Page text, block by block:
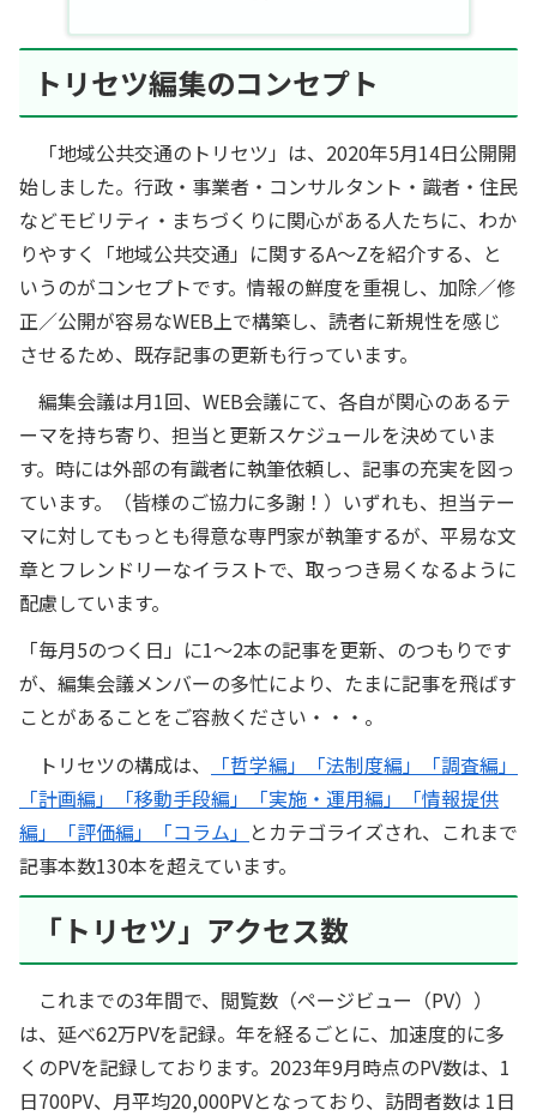
トリセツ編集のコンセプト
「地域公共交通のトリセツ」は、2020年5月14日公開開
始しました。行政・事業者・コンサルタント・識者・住民
などモビリティ・まちづくりに関心がある人たちに、わか
りやすく「地域公共交通」に関するA～Zを紹介する、と
いうのがコンセプトです。情報の鮮度を重視し、加除／修
正／公開が容易なWEB上で構築し、読者に新規性を感じ
させるため、既存記事の更新も行っています。
編集会議は月1回、WEB会議にて、各自が関心のあるテ
ーマを持ち寄り、担当と更新スケジュールを決めていま
す。時には外部の有識者に執筆依頼し、記事の充実を図っ
ています。（皆様のご協力に多謝！）いずれも、担当テー
マに対してもっとも得意な専門家が執筆するが、平易な文
章とフレンドリーなイラストで、取っつき易くなるように
配慮しています。
「毎月5のつく日」に1～2本の記事を更新、のつもりです
が、編集会議メンバーの多忙により、たまに記事を飛ばす
ことがあることをご容赦ください・・・。
トリセツの構成は、
「哲学編」「法制度編」「調査編」
「計画編」「移動手段編」「実施・運用編」「情報提供
編」「評価編」「コラム」 とカテゴライズされ、これまで
記事本数130本を超えています。
「トリセツ」アクセス数
これまでの3年間で、閲覧数（ページビュー（PV））
は、延べ62万PVを記録。年を経るごとに、加速度的に多
くのPVを記録しております。2023年9月時点のPV数は、1
日700PV、月平均20,000PVとなっており、訪問者数は 1日